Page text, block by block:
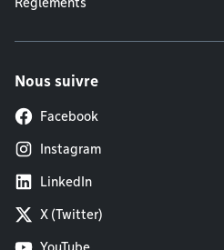
Règlements
Nous suivre
Facebook
Instagram
LinkedIn
X (Twitter)